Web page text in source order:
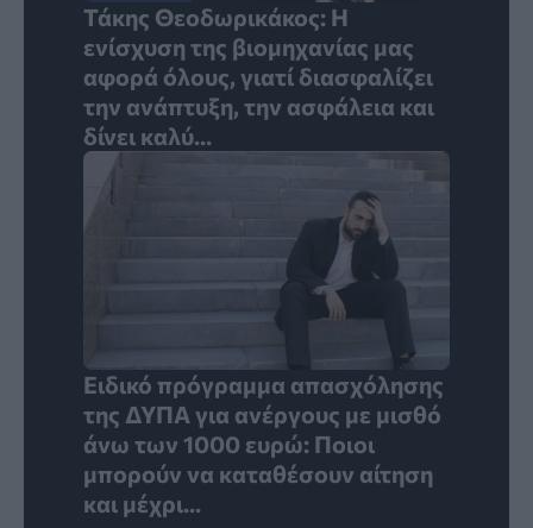
Τάκης Θεοδωρικάκος: Η
ενίσχυση της βιομηχανίας μας
αφορά όλους, γιατί διασφαλίζει
την ανάπτυξη, την ασφάλεια και
δίνει καλύ...
Ειδικό πρόγραμμα απασχόλησης
της ΔΥΠΑ για ανέργους με μισθό
άνω των 1000 ευρώ: Ποιοι
μπορούν να καταθέσουν αίτηση
και μέχρι...